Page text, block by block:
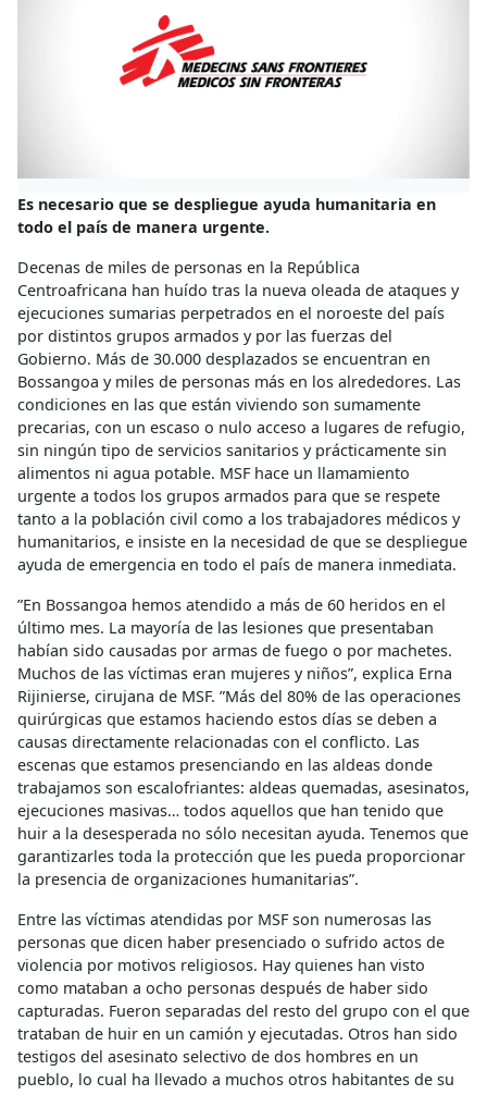
Es necesario que se despliegue ayuda humanitaria en
todo el país de manera urgente.
Decenas de miles de personas en la República
Centroafricana han huído tras la nueva oleada de ataques y
ejecuciones sumarias perpetrados en el noroeste del país
por distintos grupos armados y por las fuerzas del
Gobierno. Más de 30.000 desplazados se encuentran en
Bossangoa y miles de personas más en los alrededores. Las
condiciones en las que están viviendo son sumamente
precarias, con un escaso o nulo acceso a lugares de refugio,
sin ningún tipo de servicios sanitarios y prácticamente sin
alimentos ni agua potable. MSF hace un llamamiento
urgente a todos los grupos armados para que se respete
tanto a la población civil como a los trabajadores médicos y
humanitarios, e insiste en la necesidad de que se despliegue
ayuda de emergencia en todo el país de manera inmediata.
”En Bossangoa hemos atendido a más de 60 heridos en el
último mes. La mayoría de las lesiones que presentaban
habían sido causadas por armas de fuego o por machetes.
Muchos de las víctimas eran mujeres y niños”, explica Erna
Rijinierse, cirujana de MSF. ”Más del 80% de las operaciones
quirúrgicas que estamos haciendo estos días se deben a
causas directamente relacionadas con el conflicto. Las
escenas que estamos presenciando en las aldeas donde
trabajamos son escalofriantes: aldeas quemadas, asesinatos,
ejecuciones masivas… todos aquellos que han tenido que
huir a la desesperada no sólo necesitan ayuda. Tenemos que
garantizarles toda la protección que les pueda proporcionar
la presencia de organizaciones humanitarias”.
Entre las víctimas atendidas por MSF son numerosas las
personas que dicen haber presenciado o sufrido actos de
violencia por motivos religiosos. Hay quienes han visto
como mataban a ocho personas después de haber sido
capturadas. Fueron separadas del resto del grupo con el que
trataban de huir en un camión y ejecutadas. Otros han sido
testigos del asesinato selectivo de dos hombres en un
pueblo, lo cual ha llevado a muchos otros habitantes de su